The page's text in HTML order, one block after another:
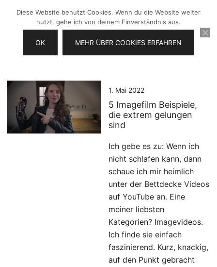
springen
1. Mai 2022
5 Imagefilm Beispiele,
die extrem gelungen
sind
Ich gebe es zu: Wenn ich
nicht schlafen kann, dann
schaue ich mir heimlich
unter der Bettdecke Videos
auf YouTube an. Eine
meiner liebsten
Kategorien? Imagevideos.
Ich finde sie einfach
faszinierend. Kurz, knackig,
auf den Punkt gebracht
Diese Website benutzt Cookies. Wenn du die Website weiter
nutzt, gehe ich von deinem Einverständnis aus.
OK MEHR ÜBER COOKIES ERFAHREN